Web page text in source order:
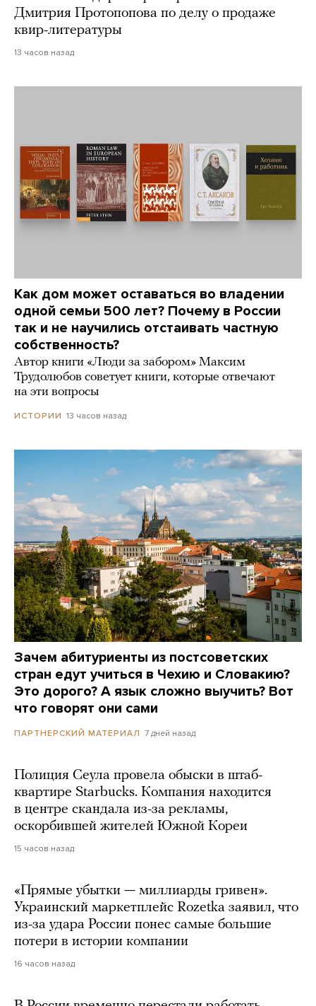
Дмитрия Протопопова по делу о продаже
квир-литературы
13 часов назад
Как дом может оставаться во владении
одной семьи 500 лет? Почему в России
так и не научились отстаивать частную
собственность?
Автор книги «Люди за забором» Максим
Трудолюбов советует книги, которые отвечают
на эти вопросы
ИСТОРИИ 13 часов назад
Зачем абитуриенты из постсоветских
стран едут учиться в Чехию и Словакию?
Это дорого? А язык сложно выучить? Вот
что говорят они сами
ПАРТНЕРСКИЙ МАТЕРИАЛ 7 дней назад
Полиция Сеула провела обыски в штаб-
квартире Starbucks. Компания находится
в центре скандала из-за рекламы,
оскорбившей жителей Южной Кореи
15 часов назад
«Прямые убытки — миллиарды гривен».
Украинский маркетплейс Rozetka заявил, что
из-за удара России понес самые большие
потери в истории компании
16 часов назад